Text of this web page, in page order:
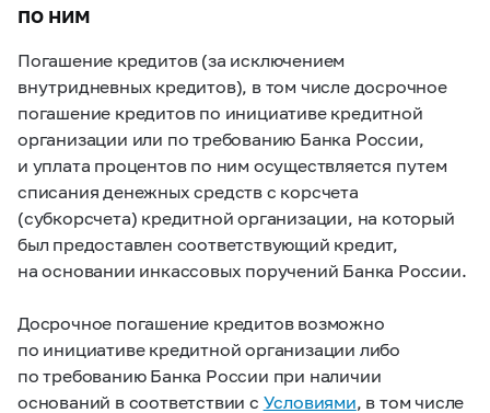
по ним
Погашение кредитов (за исключением
внутридневных кредитов), в том числе досрочное
погашение кредитов по инициативе кредитной
организации или по требованию Банка России,
и уплата процентов по ним осуществляется путем
списания денежных средств с корсчета
(субкорсчета) кредитной организации, на который
был предоставлен соответствующий кредит,
на основании инкассовых поручений Банка России.
Досрочное погашение кредитов возможно
по инициативе кредитной организации либо
по требованию Банка России при наличии
оснований в соответствии с Условиями, в том числе